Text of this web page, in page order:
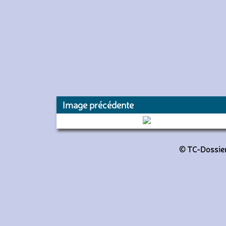
Image précédente
6246 (RATP)
© TC-